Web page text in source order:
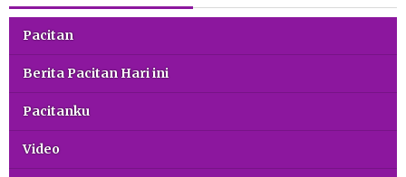
Pacitan
Berita Pacitan Hari ini
Pacitanku
Video